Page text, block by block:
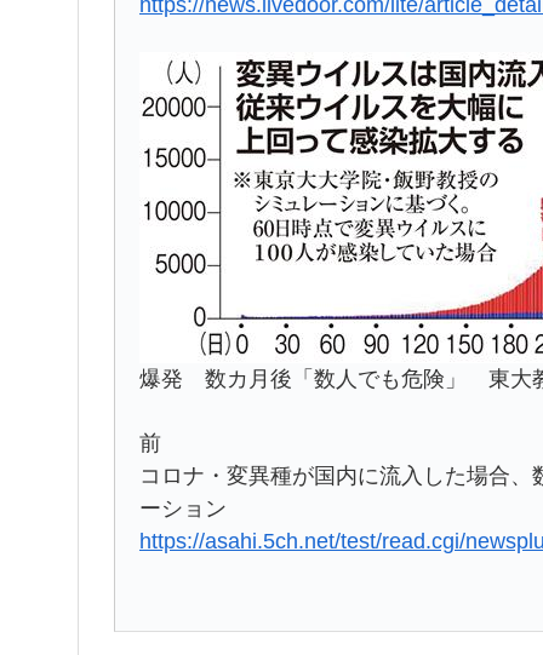
https://news.livedoor.com/lite/
爆発 数カ月後「数人でも危険」 東大
前
コロナ・変異種が国内に流入した場合
ーション
https://asahi.5ch.net/test/read.cgi/